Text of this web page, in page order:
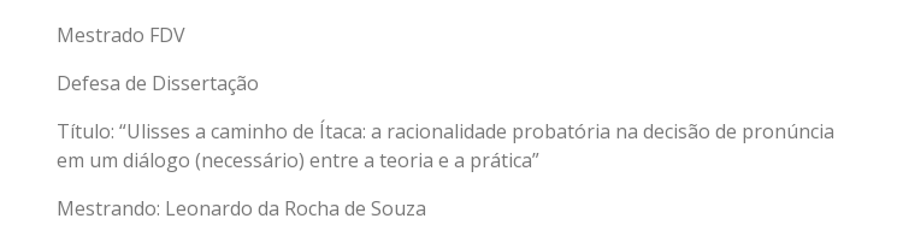
Mestrado FDV
Defesa de Dissertação
Título: “Ulisses a caminho de Ítaca: a racionalidade probatória na decisão de pronúncia
em um diálogo (necessário) entre a teoria e a prática”
Mestrando: Leonardo da Rocha de Souza